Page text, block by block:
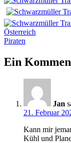
Beitrags-
Navigation
Vorheriger
Beitrag:
Österreich
Nächster
Piraten
Ein
Jan
21. Februar
Kann mir
Kühl und